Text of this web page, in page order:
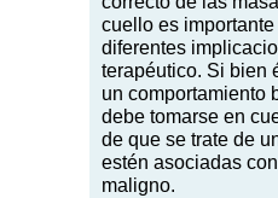
cuello es
diferentes
terapéutico. Si bien
un comportamiento
debe tomarse en
de que se trate de
estén asociadas
maligno.